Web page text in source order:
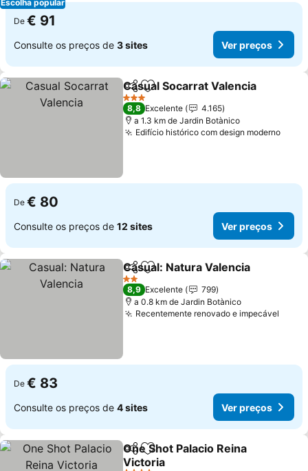
Escolha popular
De € 91
Consulte os preços de 3 sites Ver preços
PartilharAdicionar aos favoritos
Casual Socarrat Valencia
3 Estrelas
8,8 Excelente
4.165
a 1.3 km de Jardin Botànico
Edifício histórico com design moderno
De € 80
Consulte os preços de 12 sites Ver preços
PartilharAdicionar aos favoritos
Casual: Natura Valencia
2 Estrelas
8,9 Excelente
799
a 0.8 km de Jardin Botànico
Recentemente renovado e impecável
De € 83
Consulte os preços de 4 sites Ver preços
PartilharAdicionar aos favoritos
One Shot Palacio Reina
Victoria